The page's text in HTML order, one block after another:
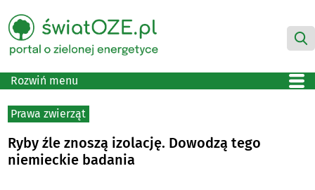
Rozwiń menu
Prawa zwierząt
Ryby źle znoszą izolację. Dowodzą tego
niemieckie badania